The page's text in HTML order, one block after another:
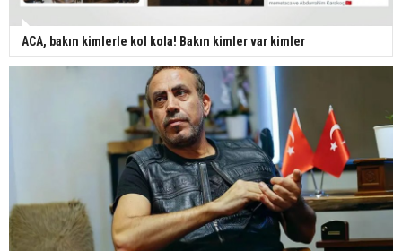
ACA, bakın kimlerle kol kola! Bakın kimler var kimler